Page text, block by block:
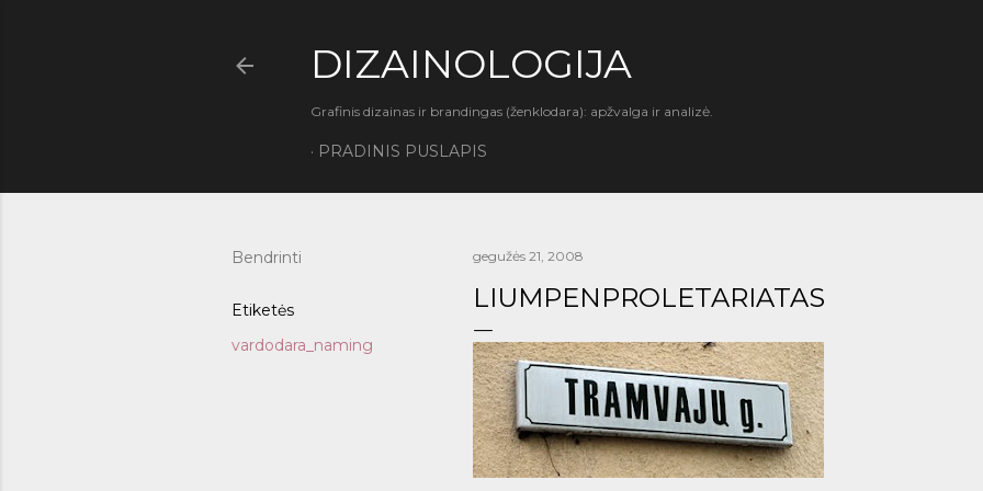
DIZAINOLOGIJA
Grafinis dizainas ir brandingas (ženklodara): apžvalga ir analizė.
PRADINIS PUSLAPIS
Bendrinti
Etiketės
vardodara_naming
gegužės 21, 2008
LIUMPENPROLETARIATAS